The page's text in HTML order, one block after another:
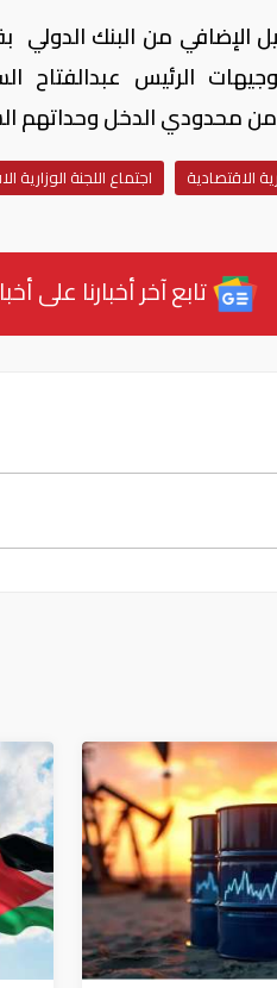
الرئيس
محدودي الدخل وحداتهم
الاقتصادية اجتماع اللجنة الوزارية
تابع آخر أخبارنا على